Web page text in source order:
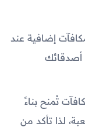
إضافية عند
أصدقائك
تُمنح بناءً
لذا تأكد من